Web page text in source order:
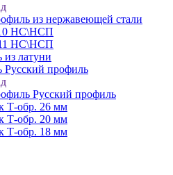
из нержавеющей стали
НС\НСП
НС\НСП
латуни
Русский профиль
Русский профиль
Т-обр. 26 мм
Т-обр. 20 мм
Т-обр. 18 мм